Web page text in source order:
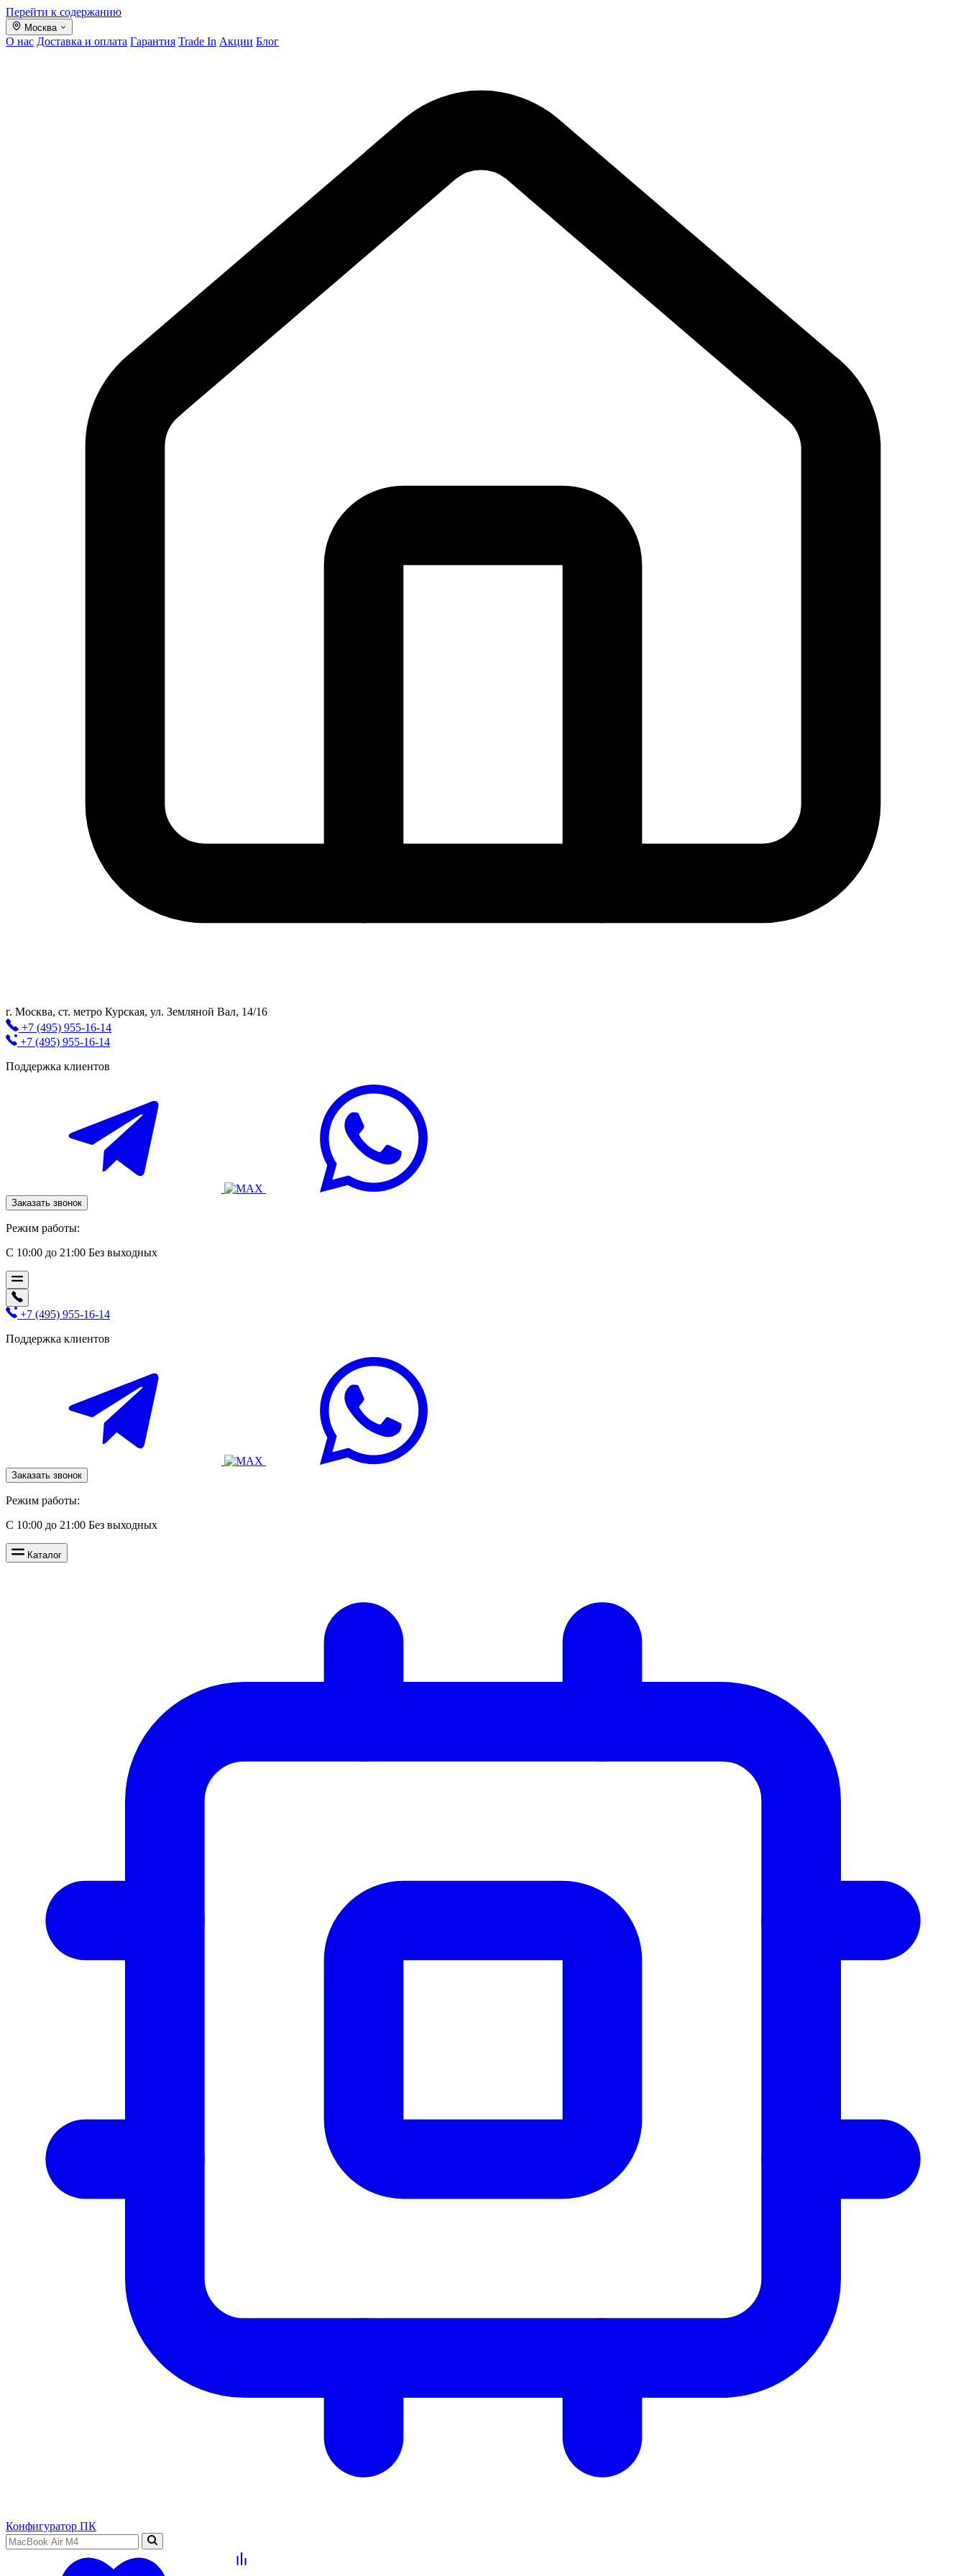
Перейти к содержанию
Москва
О нас Доставка и оплата Гарантия Trade In Акции Блог
г. Москва, cт. метро Курская, ул. Земляной Вал, 14/16
+7 (495) 955-16-14
+7 (495) 955-16-14
Поддержка клиентов
Заказать звонок
Режим работы:
С 10:00 до 21:00 Без выходных
+7 (495) 955-16-14
Поддержка клиентов
Заказать звонок
Режим работы:
С 10:00 до 21:00 Без выходных
Каталог
Конфигуратор ПК